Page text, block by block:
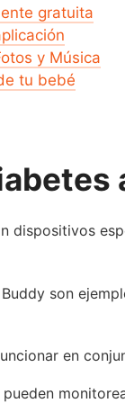
gratuita
y Música
tu bebé
dispositivos
son
en